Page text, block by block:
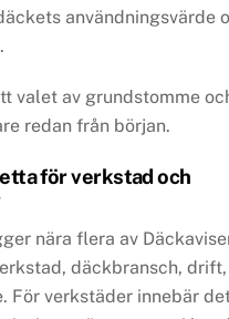
användningsvärde
valet av grundstomme
redan från början.
för verkstad och
nära flera av
däckbransch,
För verkstäder innebär